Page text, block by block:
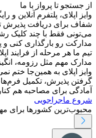
از جستجو تا پرواز با ما
وایز اپلای، پلتفرم آنلاین و
شفاف برای دریافت پذیرش
می‌تونی فقط با چند کلیک
مدارکت رو بارگذاری کنی و
تیم ما هر مرحله از فرایند
مدارک مهم مثل رزومه،
وایز اپلای به همین‌جا
گرفتن پذیرش، تکمیل
آمادگی برای مصاحبه هم
شروع ماجراجویی
محبوب‌ترین کشورها برای